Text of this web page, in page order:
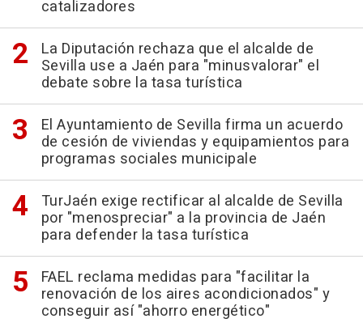
catalizadores
La Diputación rechaza que el alcalde de
Sevilla use a Jaén para "minusvalorar" el
debate sobre la tasa turística
El Ayuntamiento de Sevilla firma un acuerdo
de cesión de viviendas y equipamientos para
programas sociales municipale
TurJaén exige rectificar al alcalde de Sevilla
por "menospreciar" a la provincia de Jaén
para defender la tasa turística
FAEL reclama medidas para "facilitar la
renovación de los aires acondicionados" y
conseguir así "ahorro energético"